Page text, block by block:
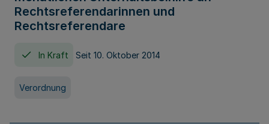
Rechtsreferendarinnen und
Rechtsreferendare
In Kraft Seit 10. Oktober 2014
Verordnung